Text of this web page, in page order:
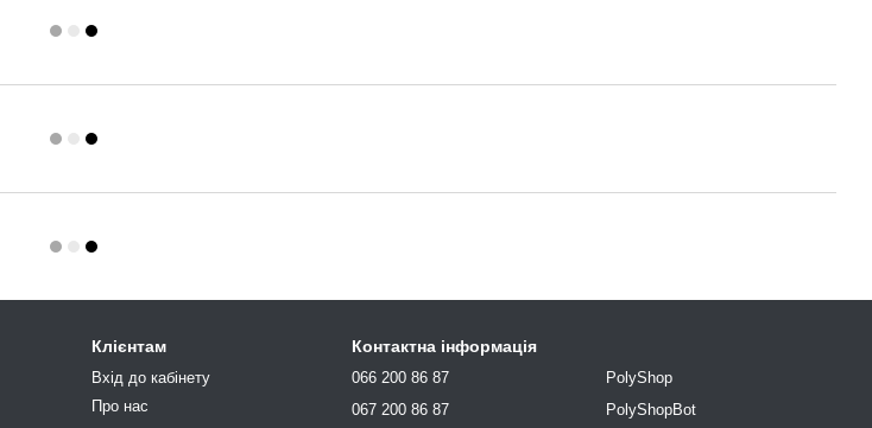
Клієнтам
Вхід до кабінету
Про нас
Контактна інформація
066 200 86 87
067 200 86 87
PolyShop
PolyShopBot